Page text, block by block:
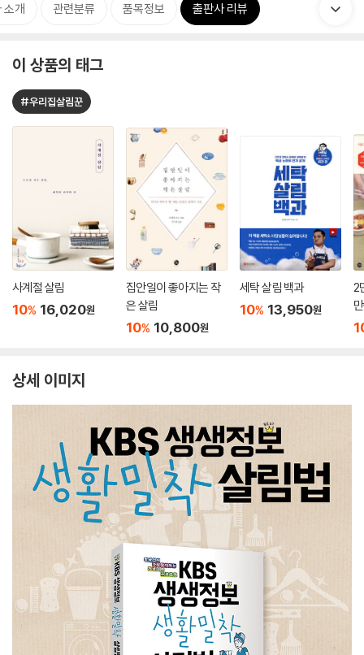
소개 관련분류 품목정보 출판사 리뷰
이 상품의 태그
#우리집살림꾼
사계절 살림
10% 16,020원
집안일이 좋아지는 작
은 살림
10% 10,800원
세탁 살림 백과
10% 13,950원
2
상세 이미지